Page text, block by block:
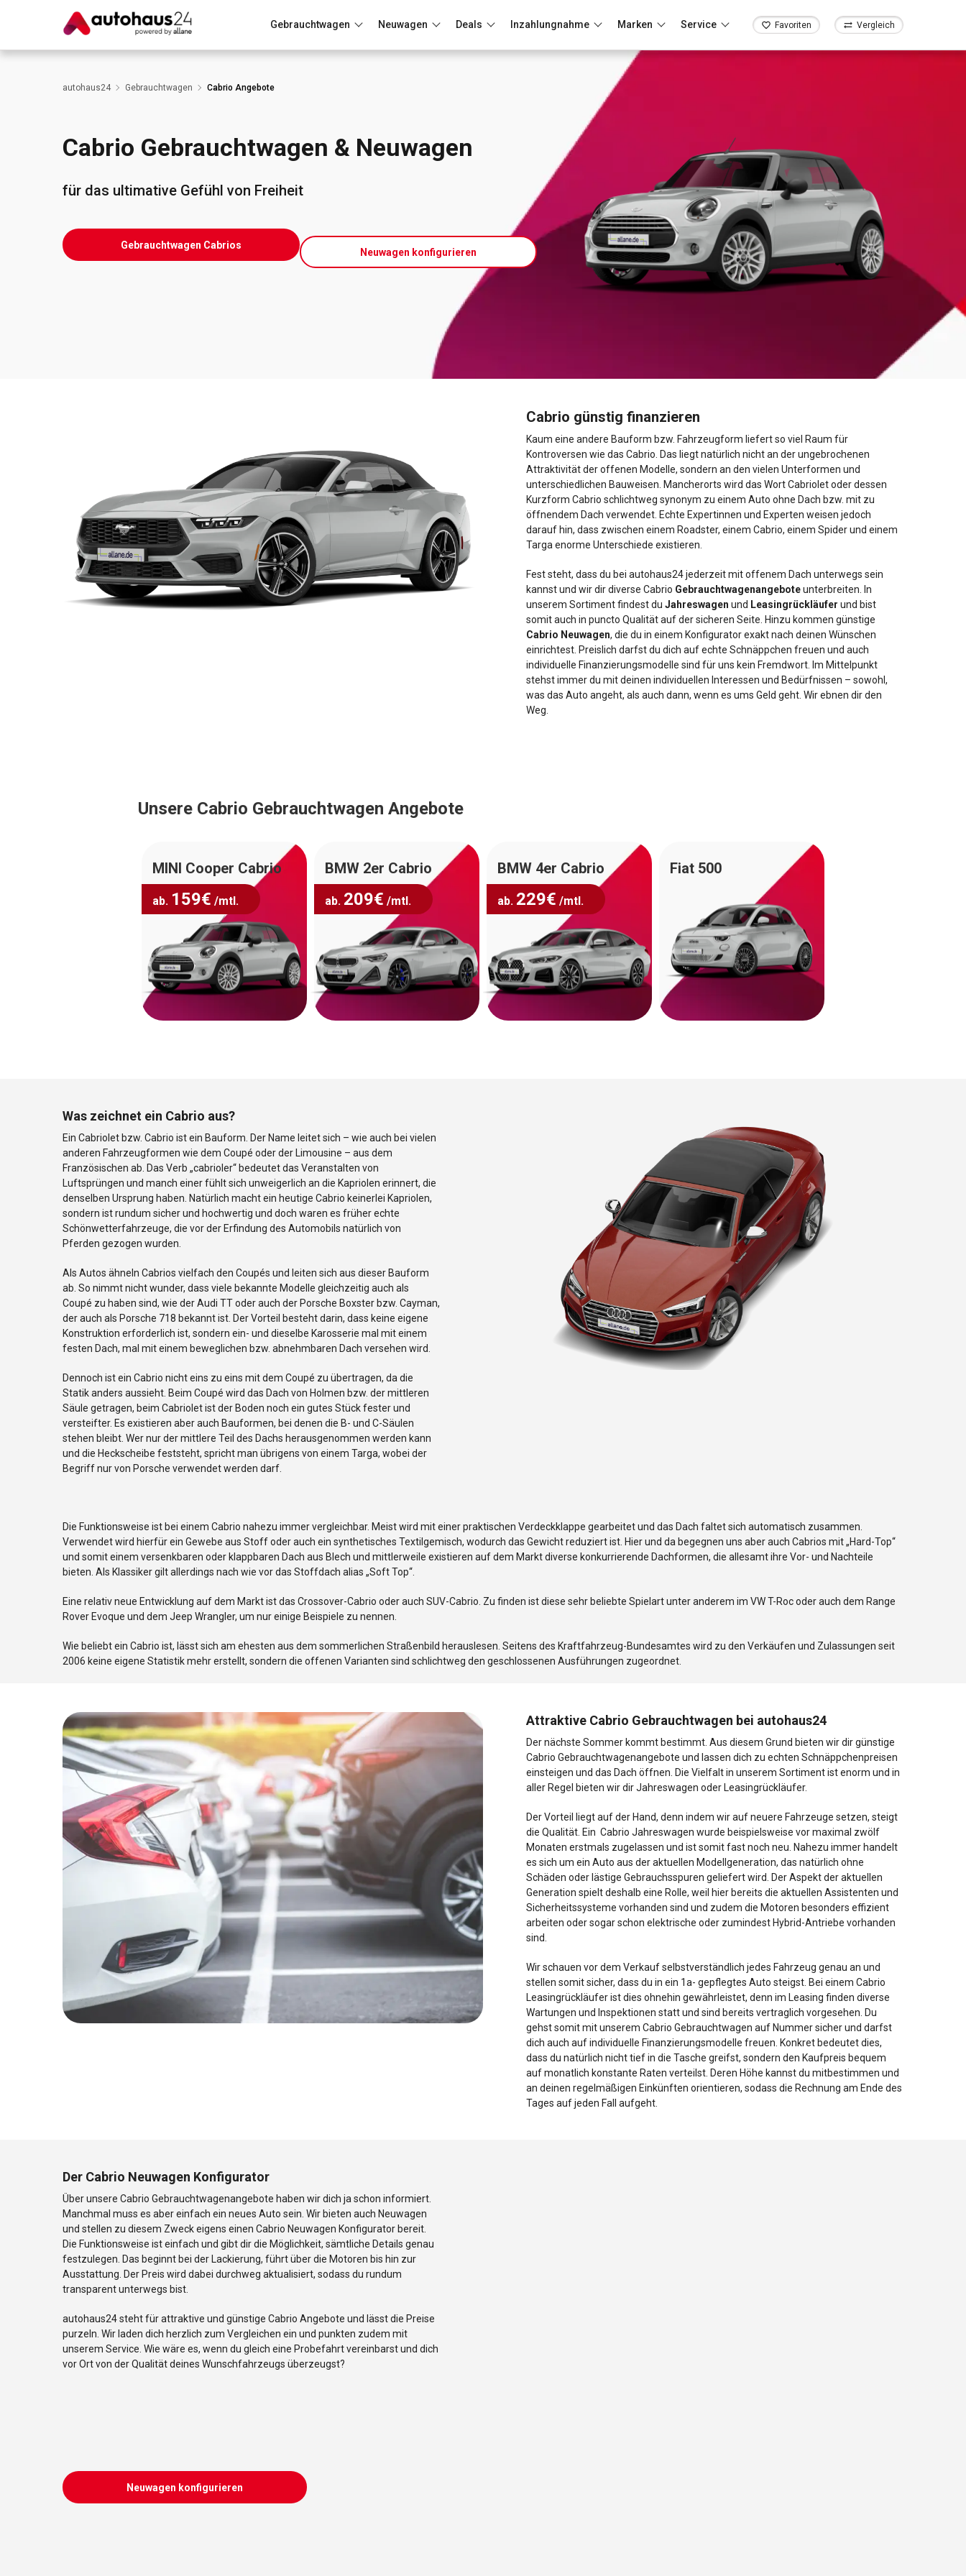
Gebrauchtwagen Neuwagen Deals Inzahlungnahme Marken Service Favoriten Vergleich
Wir bewerten dein AutoRund um die Inzahlungnahme
autohaus24 Gebrauchtwagen Cabrio Angebote
Cabrio Gebrauchtwagen & Neuwagen
für das ultimative Gefühl von Freiheit
Gebrauchtwagen Cabrios
Neuwagen konfigurieren
Cabrio günstig finanzieren
Kaum eine andere Bauform bzw. Fahrzeugform liefert so viel Raum für
Kontroversen wie das Cabrio. Das liegt natürlich nicht an der ungebrochenen
Attraktivität der offenen Modelle, sondern an den vielen Unterformen und
unterschiedlichen Bauweisen. Mancherorts wird das Wort Cabriolet oder dessen
Kurzform Cabrio schlichtweg synonym zu einem Auto ohne Dach bzw. mit zu
öffnendem Dach verwendet. Echte Expertinnen und Experten weisen jedoch
darauf hin, dass zwischen einem Roadster, einem Cabrio, einem Spider und einem
Targa enorme Unterschiede existieren.
Fest steht, dass du bei autohaus24 jederzeit mit offenem Dach unterwegs sein
kannst und wir dir diverse Cabrio Gebrauchtwagenangeboteunterbreiten. In
unserem Sortiment findest du Jahreswagen und Leasingrückläufer und bist
somit auch in puncto Qualität auf der sicheren Seite. Hinzu kommen günstige
Cabrio Neuwagen, die du in einem Konfigurator exakt nach deinen Wünschen
einrichtest. Preislich darfst du dich auf echte Schnäppchen freuen und auch
individuelle Finanzierungsmodelle sind für uns kein Fremdwort. Im Mittelpunkt
stehst immer du mit deinen individuellen Interessen und Bedürfnissen – sowohl,
was das Auto angeht, als auch dann, wenn es ums Geld geht. Wir ebnen dir den
Weg.
Unsere Cabrio Gebrauchtwagen Angebote
MINI Cooper Cabrio
ab. 159€ /mtl.
BMW 2er Cabrio
ab. 209€ /mtl.
BMW 4er Cabrio
ab. 229€ /mtl.
Fiat 500
Was zeichnet ein Cabrio aus?
Ein Cabriolet bzw. Cabrio ist ein Bauform. Der Name leitet sich – wie auch bei vielen
anderen Fahrzeugformen wie dem Coupé oder der Limousine – aus dem
Französischen ab. Das Verb „cabrioler“ bedeutet das Veranstalten von
Luftsprüngen und manch einer fühlt sich unweigerlich an die Kapriolen erinnert, die
denselben Ursprung haben. Natürlich macht ein heutige Cabrio keinerlei Kapriolen,
sondern ist rundum sicher und hochwertig und doch waren es früher echte
Schönwetterfahrzeuge, die vor der Erfindung des Automobils natürlich von
Pferden gezogen wurden.
Als Autos ähneln Cabrios vielfach den Coupés und leiten sich aus dieser Bauform
ab. So nimmt nicht wunder, dass viele bekannte Modelle gleichzeitig auch als
Coupé zu haben sind, wie der Audi TT oder auch der Porsche Boxster bzw. Cayman,
der auch als Porsche 718 bekannt ist. Der Vorteil besteht darin, dass keine eigene
Konstruktion erforderlich ist, sondern ein- und dieselbe Karosserie mal mit einem
festen Dach, mal mit einem beweglichen bzw. abnehmbaren Dach versehen wird.
Dennoch ist ein Cabrio nicht eins zu eins mit dem Coupé zu übertragen, da die
Statik anders aussieht. Beim Coupé wird das Dach von Holmen bzw. der mittleren
Säule getragen, beim Cabriolet ist der Boden noch ein gutes Stück fester und
versteifter. Es existieren aber auch Bauformen, bei denen die B- und C-Säulen
stehen bleibt. Wer nur der mittlere Teil des Dachs herausgenommen werden kann
und die Heckscheibe feststeht, spricht man übrigens von einem Targa, wobei der
Begriff nur von Porsche verwendet werden darf.
Die Funktionsweise ist bei einem Cabrio nahezu immer vergleichbar. Meist wird mit einer praktischen Verdeckklappe gearbeitet und das Dach faltet sich automatisch zusammen.
Verwendet wird hierfür ein Gewebe aus Stoff oder auch ein synthetisches Textilgemisch, wodurch das Gewicht reduziert ist. Hier und da begegnen uns aber auch Cabrios mit „Hard-Top“
und somit einem versenkbaren oder klappbaren Dach aus Blech und mittlerweile existieren auf dem Markt diverse konkurrierende Dachformen, die allesamt ihre Vor- und Nachteile
bieten. Als Klassiker gilt allerdings nach wie vor das Stoffdach alias „Soft Top“.
Eine relativ neue Entwicklung auf dem Markt ist das Crossover-Cabrio oder auch SUV-Cabrio. Zu finden ist diese sehr beliebte Spielart unter anderem im VW T-Roc oder auch dem Range
Rover Evoque und dem Jeep Wrangler, um nur einige Beispiele zu nennen.
Wie beliebt ein Cabrio ist, lässt sich am ehesten aus dem sommerlichen Straßenbild herauslesen. Seitens des Kraftfahrzeug-Bundesamtes wird zu den Verkäufen und Zulassungen seit
2006 keine eigene Statistik mehr erstellt, sondern die offenen Varianten sind schlichtweg den geschlossenen Ausführungen zugeordnet.
Attraktive Cabrio Gebrauchtwagen bei autohaus24
Der nächste Sommer kommt bestimmt. Aus diesem Grund bieten wir dir günstige
Cabrio Gebrauchtwagenangebote und lassen dich zu echten Schnäppchenpreisen
einsteigen und das Dach öffnen. Die Vielfalt in unserem Sortiment ist enorm und in
aller Regel bieten wir dir Jahreswagen oder Leasingrückläufer.
Der Vorteil liegt auf der Hand, denn indem wir auf neuere Fahrzeuge setzen, steigt
die Qualität. Ein Cabrio Jahreswagen wurde beispielsweise vor maximal zwölf
Monaten erstmals zugelassen und ist somit fast noch neu. Nahezu immer handelt
es sich um ein Auto aus der aktuellen Modellgeneration, das natürlich ohne
Schäden oder lästige Gebrauchsspuren geliefert wird. Der Aspekt der aktuellen
Generation spielt deshalb eine Rolle, weil hier bereits die aktuellen Assistenten und
Sicherheitssysteme vorhanden sind und zudem die Motoren besonders effizient
arbeiten oder sogar schon elektrische oder zumindest Hybrid-Antriebe vorhanden
sind.
Wir schauen vor dem Verkauf selbstverständlich jedes Fahrzeug genau an und
stellen somit sicher, dass du in ein 1a- gepflegtes Auto steigst. Bei einem Cabrio
Leasingrückläufer ist dies ohnehin gewährleistet, denn im Leasing finden diverse
Wartungen und Inspektionen statt und sind bereits vertraglich vorgesehen. Du
gehst somit mit unserem Cabrio Gebrauchtwagen auf Nummer sicher und darfst
dich auch auf individuelle Finanzierungsmodelle freuen. Konkret bedeutet dies,
dass du natürlich nicht tief in die Tasche greifst, sondern den Kaufpreis bequem
auf monatlich konstante Raten verteilst. Deren Höhe kannst du mitbestimmen und
an deinen regelmäßigen Einkünften orientieren, sodass die Rechnung am Ende des
Tages auf jeden Fall aufgeht.
Der Cabrio Neuwagen Konfigurator
Über unsere Cabrio Gebrauchtwagenangebote haben wir dich ja schon informiert.
Manchmal muss es aber einfach ein neues Auto sein. Wir bieten auch Neuwagen
und stellen zu diesem Zweck eigens einen Cabrio Neuwagen Konfigurator bereit.
Die Funktionsweise ist einfach und gibt dir die Möglichkeit, sämtliche Details genau
festzulegen. Das beginnt bei der Lackierung, führt über die Motoren bis hin zur
Ausstattung. Der Preis wird dabei durchweg aktualisiert, sodass du rundum
transparent unterwegs bist.
autohaus24 steht für attraktive und günstige Cabrio Angebote und lässt die Preise
purzeln. Wir laden dich herzlich zum Vergleichen ein und punkten zudem mit
unserem Service. Wie wäre es, wenn du gleich eine Probefahrt vereinbarst und dich
vor Ort von der Qualität deines Wunschfahrzeugs überzeugst?